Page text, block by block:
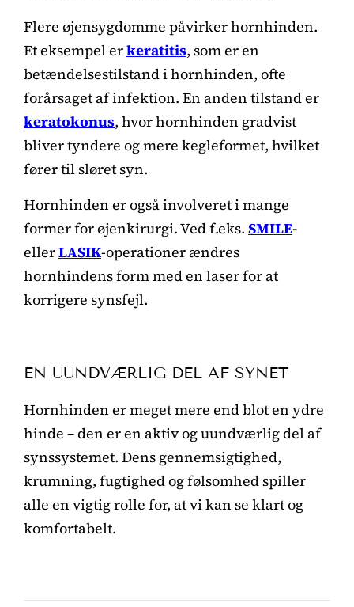
Flere øjensygdomme påvirker hornhinden.
Et eksempel erkeratitis, som er en
betændelsestilstand i hornhinden, ofte
forårsaget af infektion. En anden tilstand er
keratokonus, hvor hornhinden gradvist
bliver tyndere og mere kegleformet, hvilket
fører til sløret syn.
Hornhinden er også involveret i mange
former for øjenkirurgi. Ved f.eks. SMILE-
ellerLASIK-operationer ændres
hornhindens form med en laser for at
korrigere synsfejl.
EN UUNDVÆRLIG DEL AF SYNET
Hornhinden er meget mere end blot en ydre
hinde – den er en aktiv og uundværlig del af
synssystemet. Dens gennemsigtighed,
krumning, fugtighed og følsomhed spiller
alle en vigtig rolle for, at vi kan se klart og
komfortabelt.